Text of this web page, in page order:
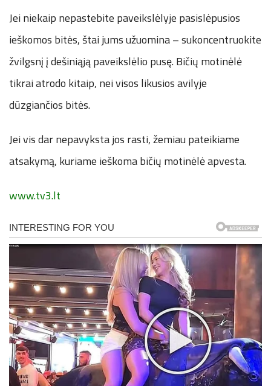
Jei niekaip nepastebite paveikslėlyje pasislėpusios
ieškomos bitės, štai jums užuomina – sukoncentruokite
žvilgsnį į dešiniąją paveikslėlio pusę. Bičių motinėlė
tikrai atrodo kitaip, nei visos likusios avilyje
dūzgiančios bitės.
Jei vis dar nepavyksta jos rasti, žemiau pateikiame
atsakymą, kuriame ieškoma bičių motinėlė apvesta.
www.tv3.lt